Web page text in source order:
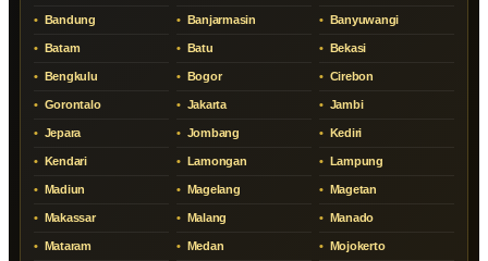
Bandung Banjarmasin Banyuwangi
Batam Batu Bekasi
Bengkulu Bogor Cirebon
Gorontalo Jakarta Jambi
Jepara Jombang Kediri
Kendari Lamongan Lampung
Madiun Magelang Magetan
Makassar Malang Manado
Mataram Medan Mojokerto